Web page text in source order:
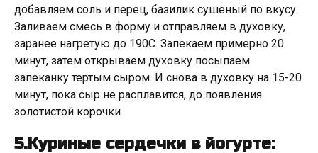
добавляем соль и перец, базилик сушеный по вкусу.
Заливаем смесь в форму и отправляем в духовку,
заранее нагретую до 190C. Запекаем примерно 20
минут, затем открываем духовку посыпаем
запеканку тертым сыром. И снова в духовку на 15-20
минут, пока сыр не расплавится, до появления
золотистой корочки.
5.Куриные сердечки в йогурте: